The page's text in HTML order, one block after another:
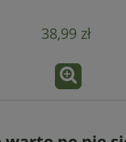
38,99 zł